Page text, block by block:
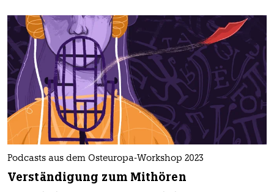
Podcasts aus dem Osteuropa-Workshop 2023
Verständigung zum Mithören